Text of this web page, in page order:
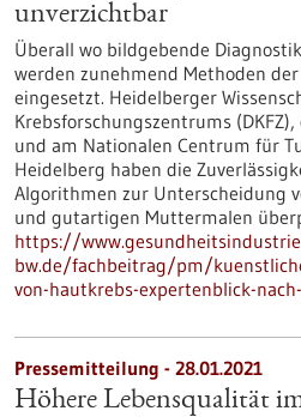
unverzichtbar
Überall wo bildgebende
werden zunehmend Methoden
eingesetzt. Heidelberger
Krebsforschungszentrums
und am Nationalen Centrum für
Heidelberg haben die
Algorithmen zur Unterscheidung
und gutartigen Muttermalen
https://
bw.de/fachbeitrag/pm/
von-hautkrebs-expertenblick-
Pressemitteilung - 28.01.2021
Höhere Lebensqualität